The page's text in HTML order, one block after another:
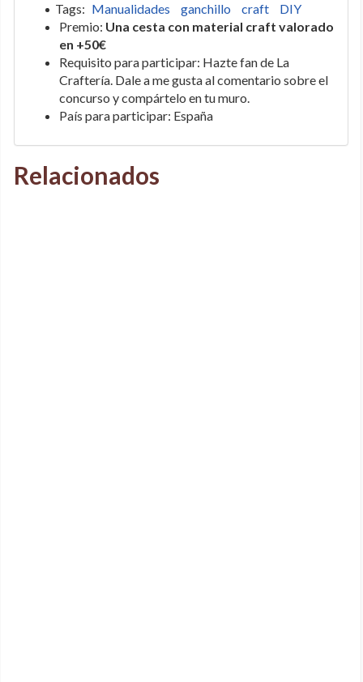
Tags: Manualidades ganchillo craft
DIY
Premio: Una cesta con material craft valorado
en +50€
Requisito para participar: Hazte fan de La
Craftería. Dale a me gusta al comentario sobre el
concurso y compártelo en tu muro.
País para participar: España
Relacionados